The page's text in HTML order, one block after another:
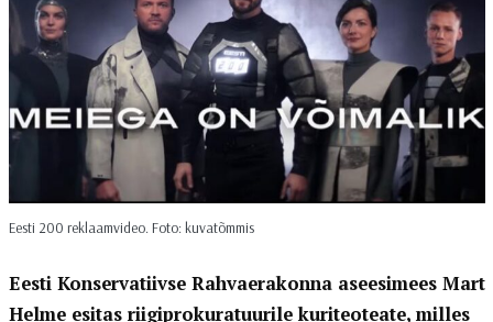
Eesti 200 reklaamvideo. Foto: kuvatõmmis
Eesti Konservatiivse Rahvaerakonna aseesimees Mart
Helme esitas riigiprokuratuurile kuriteoteate, milles